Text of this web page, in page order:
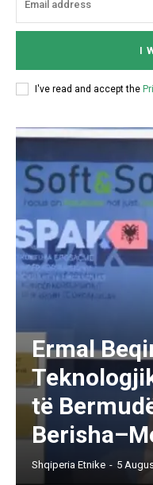
I
I've read and accept the
Ermal
të
Shqiperia Etnike - 5